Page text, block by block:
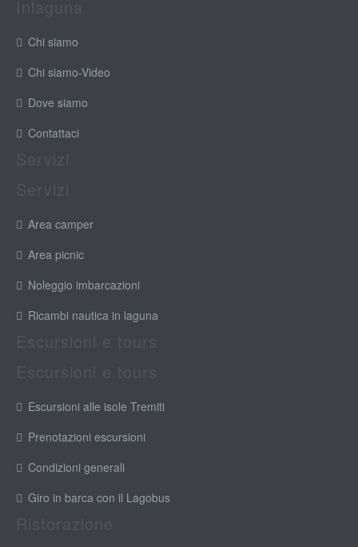
Chi siamo
Chi siamo-Video
Dove siamo
Contattaci
Area camper
Area picnic
Noleggio imbarcazioni
Ricambi nautica in laguna
Escursioni alle isole Tremiti
Prenotazioni escursioni
Condizioni generali
Giro in barca con il Lagobus